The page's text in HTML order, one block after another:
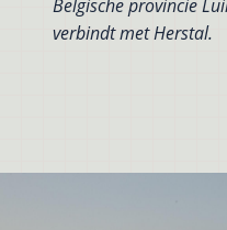
Belgische provincie
verbindt met Herstal.